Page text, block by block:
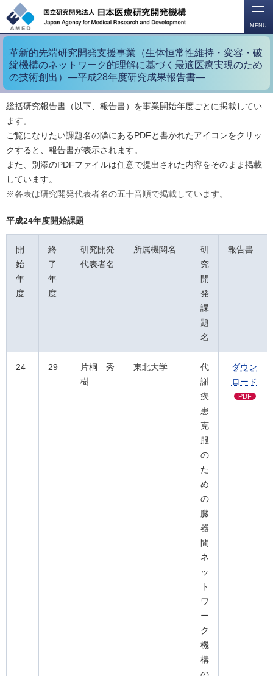
MENU
革新的先端研究開発支援事業（生体恒常性維持・変容・破
綻機構のネットワーク的理解に基づく最適医療実現のため
の技術創出）―平成28年度研究成果報告書―
総括研究報告書（以下、報告書）を事業開始年度ごとに掲載してい
ます。
ご覧になりたい課題名の隣にあるPDFと書かれたアイコンをクリッ
クすると、報告書が表示されます。
また、別添のPDFファイルは任意で提出された内容をそのまま掲載
しています。
※各表は研究開発代表者名の五十音順で掲載しています。
平成24年度開始課題
開
始
年
度
終
了
年
度
研究開発
代表者名
所属機関名
研
究
開
発
課
題
名
報告書
24 29
片桐 秀
樹
東北大学
代
謝
疾
患
克
服
の
た
め
の
臓
器
間
ネ
ッ
ト
ワ
ー
ク
機
構
ダウン
ロード
PDF